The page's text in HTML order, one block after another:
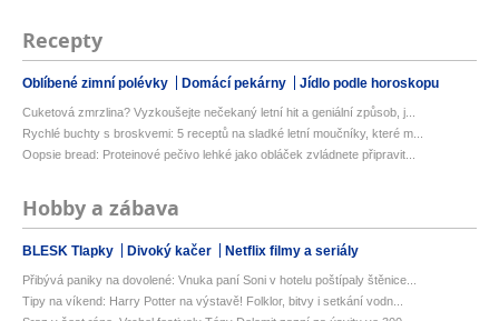
Recepty
Oblíbené zimní polévky Domácí pekárny Jídlo podle horoskopu
Cuketová zmrzlina? Vyzkoušejte nečekaný letní hit a geniální způsob, j...
Rychlé buchty s broskvemi: 5 receptů na sladké letní moučníky, které m...
Oopsie bread: Proteinové pečivo lehké jako obláček zvládnete připravit...
Hobby a zábava
BLESK Tlapky Divoký kačer Netflix filmy a seriály
Přibývá paniky na dovolené: Vnuka paní Soni v hotelu poštípaly štěnice...
Tipy na víkend: Harry Potter na výstavě! Folklor, bitvy i setkání vodn...